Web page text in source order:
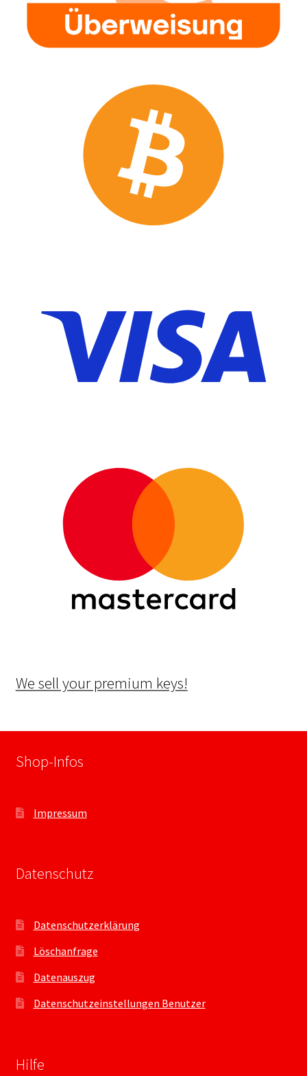
We sell your premium keys!
Shop-Infos
Impressum
Datenschutz
Datenschutzerklärung
Löschanfrage
Datenauszug
Datenschutzeinstellungen Benutzer
Hilfe